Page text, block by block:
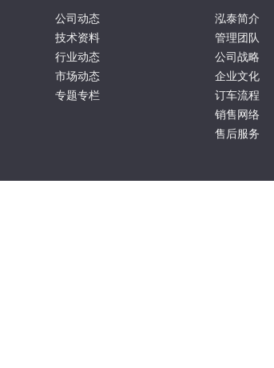
公司动态
技术资料
行业动态
市场动态
专题专栏
泓泰简介
管理团队
公司战略
企业文化
订车流程
销售网络
售后服务